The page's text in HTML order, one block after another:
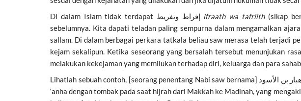
ifraath wa tafriith(sikap
sebelumnya. Kita dapati teladan paling sempurna dalam mengamalkan
sallam. Di dalam berbagai perkara tatkala beliau saw merasa telah terjadi
kejam sekalipun. Ketika seseorang yang bersalah tersebut menunjukan
melakukan kekejaman yang memilukan terhadap diri, keluarga dan para
Lihatlah sebuah contoh, [seorang penentang Nabi saw bernama] هبار بن الأسود Habar bin Al-Aswad yang telah menyerang putri beliau saw Hadhrat Zainab radhiyAllahu ta’ala
‘anha dengan tombak pada saat hijrah dari Makkah ke Madinah, yang